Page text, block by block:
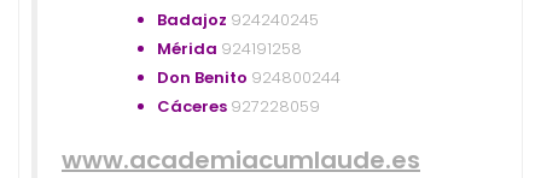
Badajoz 924240245
Mérida 924191258
Don Benito 924800244
Cáceres 927228059
www.academiacumlaude.es